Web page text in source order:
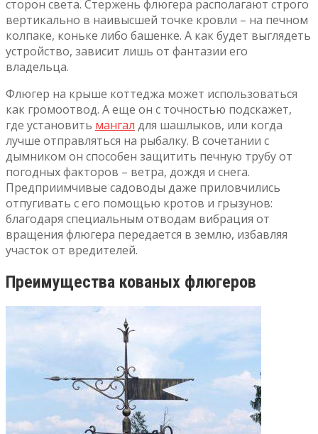
сторон света. Стержень флюгера располагают строго
вертикально в наивысшей точке кровли – на печном
колпаке, коньке либо башенке. А как будет выглядеть
устройство, зависит лишь от фантазии его
владельца.
Флюгер на крыше коттеджа может использоваться
как громоотвод. А еще он с точностью подскажет,
где установить мангал для шашлыков, или когда
лучше отправляться на рыбалку. В сочетании с
дымником он способен защитить печную трубу от
погодных факторов – ветра, дождя и снега.
Предприимчивые садоводы даже приловчились
отпугивать с его помощью кротов и грызунов:
благодаря специальным отводам вибрация от
вращения флюгера передается в землю, избавляя
участок от вредителей.
Преимущества кованых флюгеров